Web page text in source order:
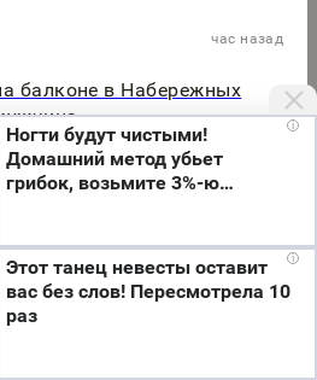
час назад
балконе в Набережных
Во время посещения сайта
что мы обрабатываем
с использованием
top.mail.ru, LiveInternet.
i
Ногти будут чистыми!
Домашний метод убьет
грибок, возьмите 3%-ю…
i
Этот танец невесты оставит
вас без слов! Пересмотрела 10
раз